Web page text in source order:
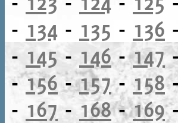
- 134 - 135 - 136 -
- 145 - 146-147
-156-157- 158
- 167 - 168-169-